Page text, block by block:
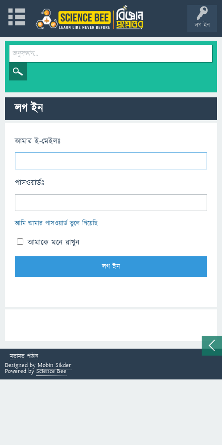
লগ ইন
লগ ইন
আমার ই-মেইলঃ
পাসওয়ার্ডঃ
আমি আমার পাসওয়ার্ড ভুলে গিয়েছি
আমাকে মনে রাখুন
মতামত পাঠান
Designed by Mobin Sikder
Powered by Science Bee